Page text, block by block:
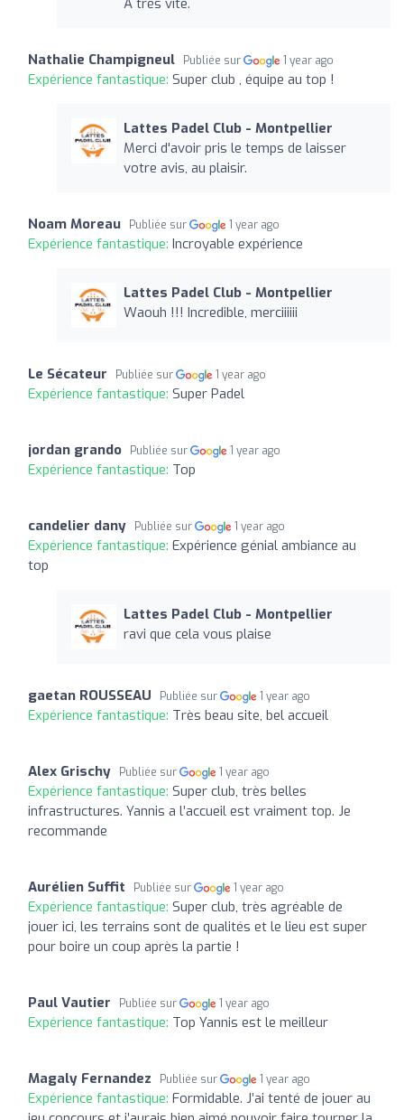
Nathalie Champigneul Publiée sur 1 year ago
Expérience fantastique: Super club , équipe au top !
Lattes Padel Club - Montpellier
Merci d'avoir pris le temps de laisser
votre avis, au plaisir.
Noam Moreau Publiée sur 1 year ago
Expérience fantastique: Incroyable expérience
Lattes Padel Club - Montpellier
Waouh !!! Incredible, merciiiiii
Le Sécateur Publiée sur 1 year ago
Expérience fantastique: Super Padel
jordan grando Publiée sur 1 year ago
Expérience fantastique: Top
candelier dany Publiée sur 1 year ago
Expérience fantastique: Expérience génial ambiance au
top
Lattes Padel Club - Montpellier
ravi que cela vous plaise
gaetan ROUSSEAU Publiée sur 1 year ago
Expérience fantastique: Très beau site, bel accueil
Alex Grischy Publiée sur 1 year ago
Expérience fantastique: Super club, très belles
infrastructures. Yannis a l’accueil est vraiment top. Je
recommande
Aurélien Suffit Publiée sur 1 year ago
Expérience fantastique: Super club, très agréable de
jouer ici, les terrains sont de qualités et le lieu est super
pour boire un coup après la partie !
Paul Vautier Publiée sur 1 year ago
Expérience fantastique: Top Yannis est le meilleur
Magaly Fernandez Publiée sur 1 year ago
Expérience fantastique: Formidable. J’ai tenté de jouer au